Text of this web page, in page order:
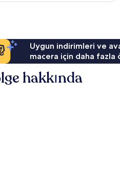
Uygun indirimleri ve
macera için daha fazla
hakkında